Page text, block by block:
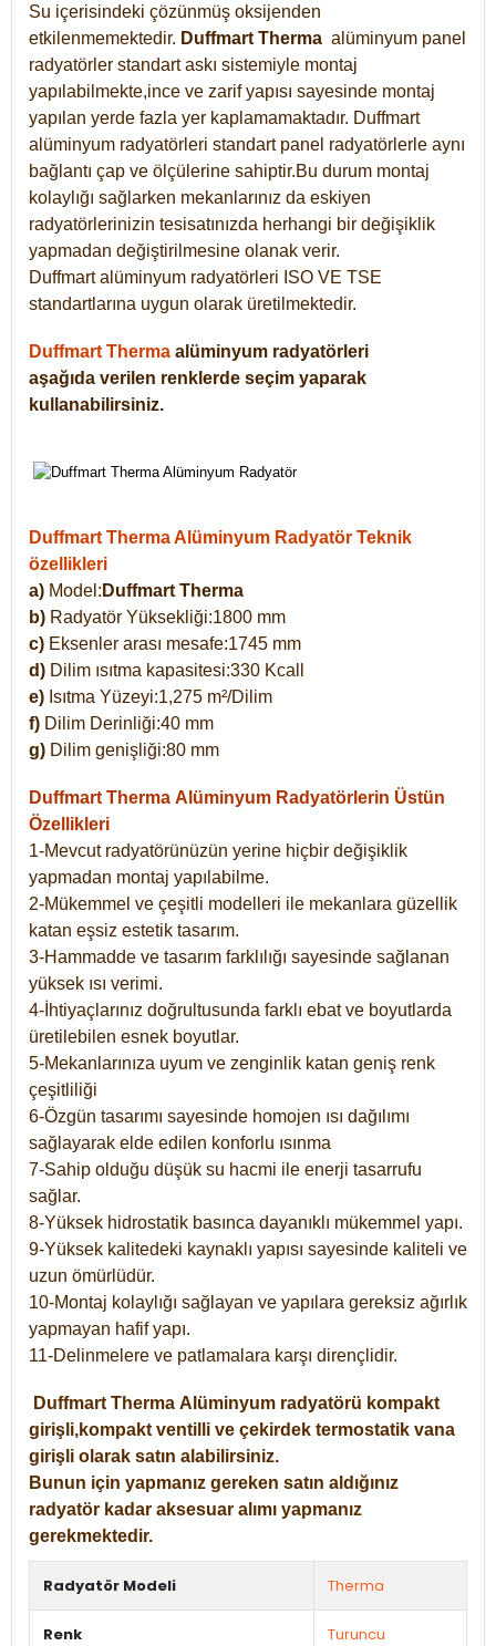
Su içerisindeki çözünmüş oksijenden
etkilenmemektedir. Duffmart Therma alüminyum panel
radyatörler standart askı sistemiyle montaj
yapılabilmekte,ince ve zarif yapısı sayesinde montaj
yapılan yerde fazla yer kaplamamaktadır. Duffmart
alüminyum radyatörleri standart panel radyatörlerle aynı
bağlantı çap ve ölçülerine sahiptir.Bu durum montaj
kolaylığı sağlarken mekanlarınız da eskiyen
radyatörlerinizin tesisatınızda herhangi bir değişiklik
yapmadan değiştirilmesine olanak verir.
Duffmart alüminyum radyatörleri ISO VE TSE
standartlarına uygun olarak üretilmektedir.
Duffmart Therma alüminyum radyatörleri
aşağıda verilen renklerde seçim yaparak
kullanabilirsiniz.
Duffmart Therma Alüminyum Radyatör Teknik
özellikleri
a) Model: Duffmart Therma
b) Radyatör Yüksekliği:1800 mm
c) Eksenler arası mesafe:1745 mm
d) Dilim ısıtma kapasitesi:330 Kcall
e) Isıtma Yüzeyi:1,275 m²/Dilim
f) Dilim Derinliği:40 mm
g) Dilim genişliği:80 mm
Duffmart Therma Alüminyum Radyatörlerin Üstün
Özellikleri
1-Mevcut radyatörünüzün yerine hiçbir değişiklik
yapmadan montaj yapılabilme.
2-Mükemmel ve çeşitli modelleri ile mekanlara güzellik
katan eşsiz estetik tasarım.
3-Hammadde ve tasarım farklılığı sayesinde sağlanan
yüksek ısı verimi.
4-İhtiyaçlarınız doğrultusunda farklı ebat ve boyutlarda
üretilebilen esnek boyutlar.
5-Mekanlarınıza uyum ve zenginlik katan geniş renk
çeşitliliği
6-Özgün tasarımı sayesinde homojen ısı dağılımı
sağlayarak elde edilen konforlu ısınma
7-Sahip olduğu düşük su hacmi ile enerji tasarrufu
sağlar.
8-Yüksek hidrostatik basınca dayanıklı mükemmel yapı.
9-Yüksek kalitedeki kaynaklı yapısı sayesinde kaliteli ve
uzun ömürlüdür.
10-Montaj kolaylığı sağlayan ve yapılara gereksiz ağırlık
yapmayan hafif yapı.
11-Delinmelere ve patlamalara karşı dirençlidir.
Duffmart Therma Alüminyum radyatörü kompakt
girişli,kompakt ventilli ve çekirdek termostatik vana
girişli olarak satın alabilirsiniz.
Bunun için yapmanız gereken satın aldığınız
radyatör kadar aksesuar alımı yapmanız
gerekmektedir.
Radyatör Modeli Therma
Renk Turuncu